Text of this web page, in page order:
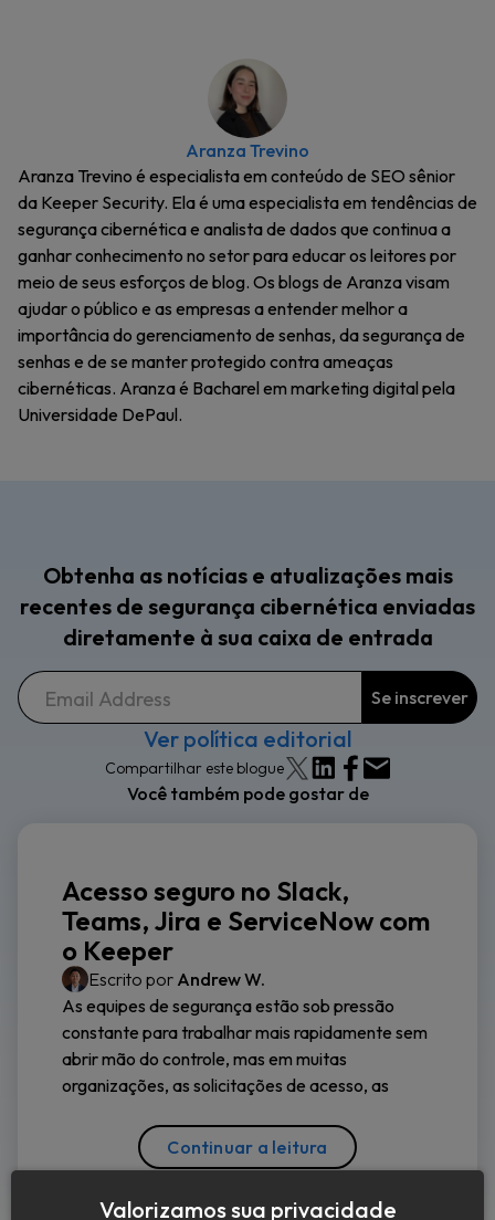
Aranza Trevino
Aranza Trevino é especialista em conteúdo de SEO sênior
da Keeper Security. Ela é uma especialista em tendências de
segurança cibernética e analista de dados que continua a
ganhar conhecimento no setor para educar os leitores por
meio de seus esforços de blog. Os blogs de Aranza visam
ajudar o público e as empresas a entender melhor a
importância do gerenciamento de senhas, da segurança de
senhas e de se manter protegido contra ameaças
cibernéticas. Aranza é Bacharel em marketing digital pela
Universidade DePaul.
Obtenha as notícias e atualizações mais
recentes de segurança cibernética enviadas
diretamente à sua caixa de entrada
Ver política editorial
Compartilhar este blogue
Você também pode gostar de
Acesso seguro no Slack,
Teams, Jira e ServiceNow com
o Keeper
Escrito por Andrew W.
As equipes de segurança estão sob pressão
constante para trabalhar mais rapidamente sem
abrir mão do controle, mas em muitas
organizações, as solicitações de acesso, as
Continuar a leitura
Valorizamos sua privacidade